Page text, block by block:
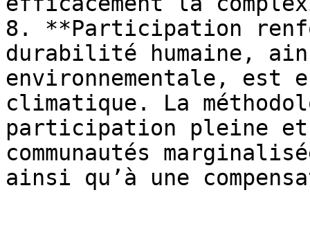
8. **Participation
durabilité humaine,
environnementale, est
climatique. La
participation pleine et
communautés
ainsi qu’à une